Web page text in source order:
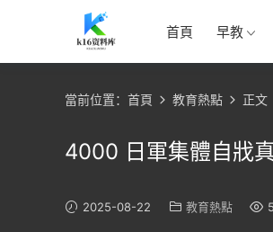
首頁 早教
當前位置： 首頁 教育熱點 正文
4000 日軍集體自戕
2025-08-22 教育熱點